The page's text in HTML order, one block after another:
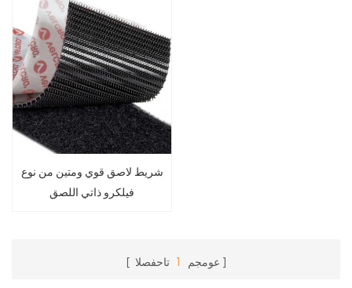
شريط لاصق قوي ومتين من نوع
فيلكرو ذاتي اللصق
عومجم 1 تاحفصلا